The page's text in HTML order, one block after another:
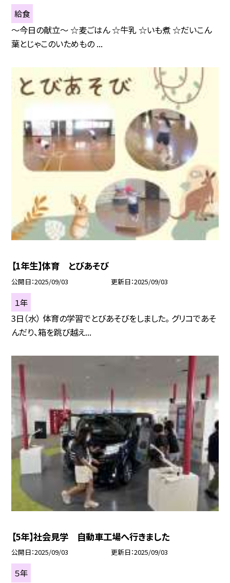
給食
〜今日の献立〜 ☆麦ごはん ☆牛乳 ☆いも煮 ☆だいこん
葉とじゃこのいためもの ...
【1年生】体育 とびあそび
公開日 2025/09/03 更新日 2025/09/03
１年
3日（水） 体育の学習でとびあそびをしました。 グリコであそ
んだり、箱を跳び越え...
【5年】社会見学 自動車工場へ行きました
公開日 2025/09/03 更新日 2025/09/03
５年